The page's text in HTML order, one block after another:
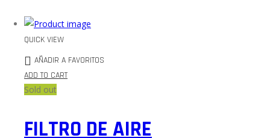
QUICK VIEW
AÑADIR A FAVORITOS
ADD TO CART
Sold out
FILTRO DE AIRE